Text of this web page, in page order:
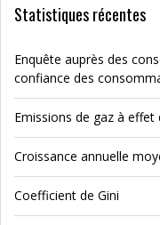
Statistiques récentes
Enquête auprès des
confiance des
Emissions de gaz à effet
Croissance annuelle
Coefficient de Gini